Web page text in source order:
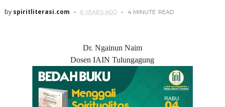
by spiritliterasi.com 6 YEARS AGO 4 MINUTE READ
Dr. Ngainun Naim
Dosen IAIN Tulungagung